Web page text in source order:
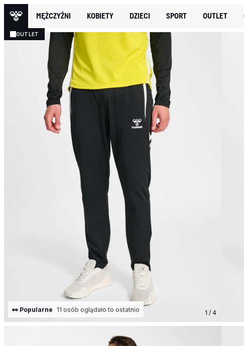
MĘŻCZYŹNI KOBIETY DZIECI SPORT OUTLET
OUTLET
1 / 4
👀 Popularne 11 osób oglądało to ostatnio